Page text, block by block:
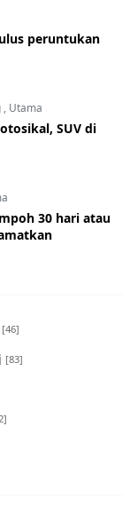
peruntukan
, Utama
SUV di
30 hari atau
[46]
[83]